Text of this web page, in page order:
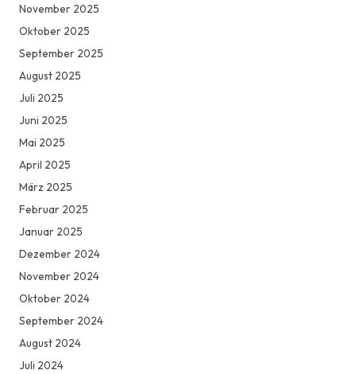
November 2025
Oktober 2025
September 2025
August 2025
Juli 2025
Juni 2025
Mai 2025
April 2025
März 2025
Februar 2025
Januar 2025
Dezember 2024
November 2024
Oktober 2024
September 2024
August 2024
Juli 2024